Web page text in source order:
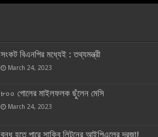
সংকট বিএনপির মধ্যেই : তথ্যমন্ত্রী
March 24, 2023
৮০০ গোলের মাইলফলক ছুঁলেন মেসি
March 24, 2023
বন্ধ হতে পারে সাকিব লিটনের আইপিএলের দরজা!